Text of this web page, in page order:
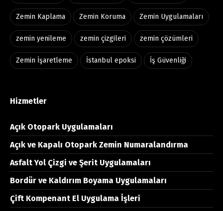
Zemin Kaplama Zemin Koruma Zemin Uygulamaları
zemin yenileme zemin çizgileri zemin çözümleri
Zemin İşaretleme İstanbul epoksi İş Güvenliği
Hizmetler
Açık Otopark Uygulamaları
Açık ve Kapalı Otopark Zemin Numaralandırma
Asfalt Yol Çizgi ve Şerit Uygulamaları
Bordür ve Kaldırım Boyama Uygulamaları
Çift Kompenant El Uygulama İşleri